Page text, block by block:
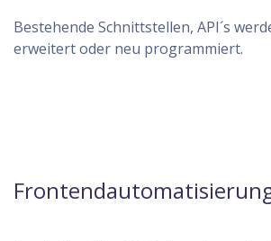
Bestehende Schnittstellen, API´s
erweitert oder neu programmiert.